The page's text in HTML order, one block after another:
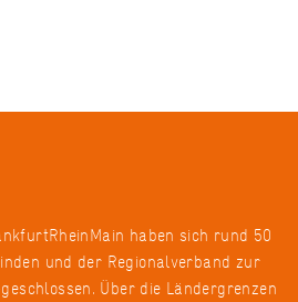
haben sich rund 50
und der Regionalverband zur
Über die Ländergrenzen